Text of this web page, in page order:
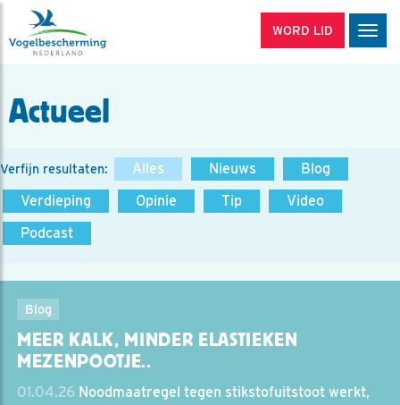
WORD LID
Actueel
Verfijn resultaten: Alles Nieuws
Blog
Verdieping
Opinie Tip
Video
Podcast
Blog
MEER KALK, MINDER ELASTIEKEN
MEZENPOOTJE..
01.04.26 Noodmaatregel tegen stikstofuitstoot werkt,